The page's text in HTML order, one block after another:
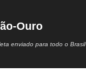
Ouro
enviado para todo o Brasil